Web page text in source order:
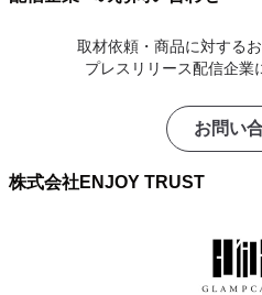
取材依頼・商品に対する
プレスリリース配信企業
お問い
株式会社ENJOY TRUST